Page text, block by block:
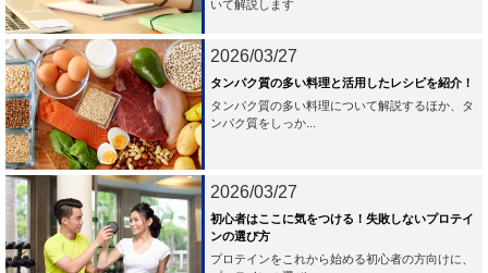
いて解説します
2026/03/27
タンパク質の多い料理と活用したレシピを紹介！
タンパク質の多い料理について解説するほか、タ
ンパク質をしっか...
2026/03/27
初心者はここに気をつける！失敗しないプロテイ
ンの選び方
プロテインをこれから始める初心者の方向けに、